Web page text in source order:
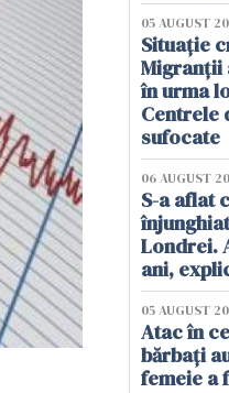
05 AUGUST
Situație
Migranții
în urma
Centrele
sufocate
06 AUGUST
S-a aflat
Londrei.
ani,
05 AUGUST
Atac în
bărbați
femeie a